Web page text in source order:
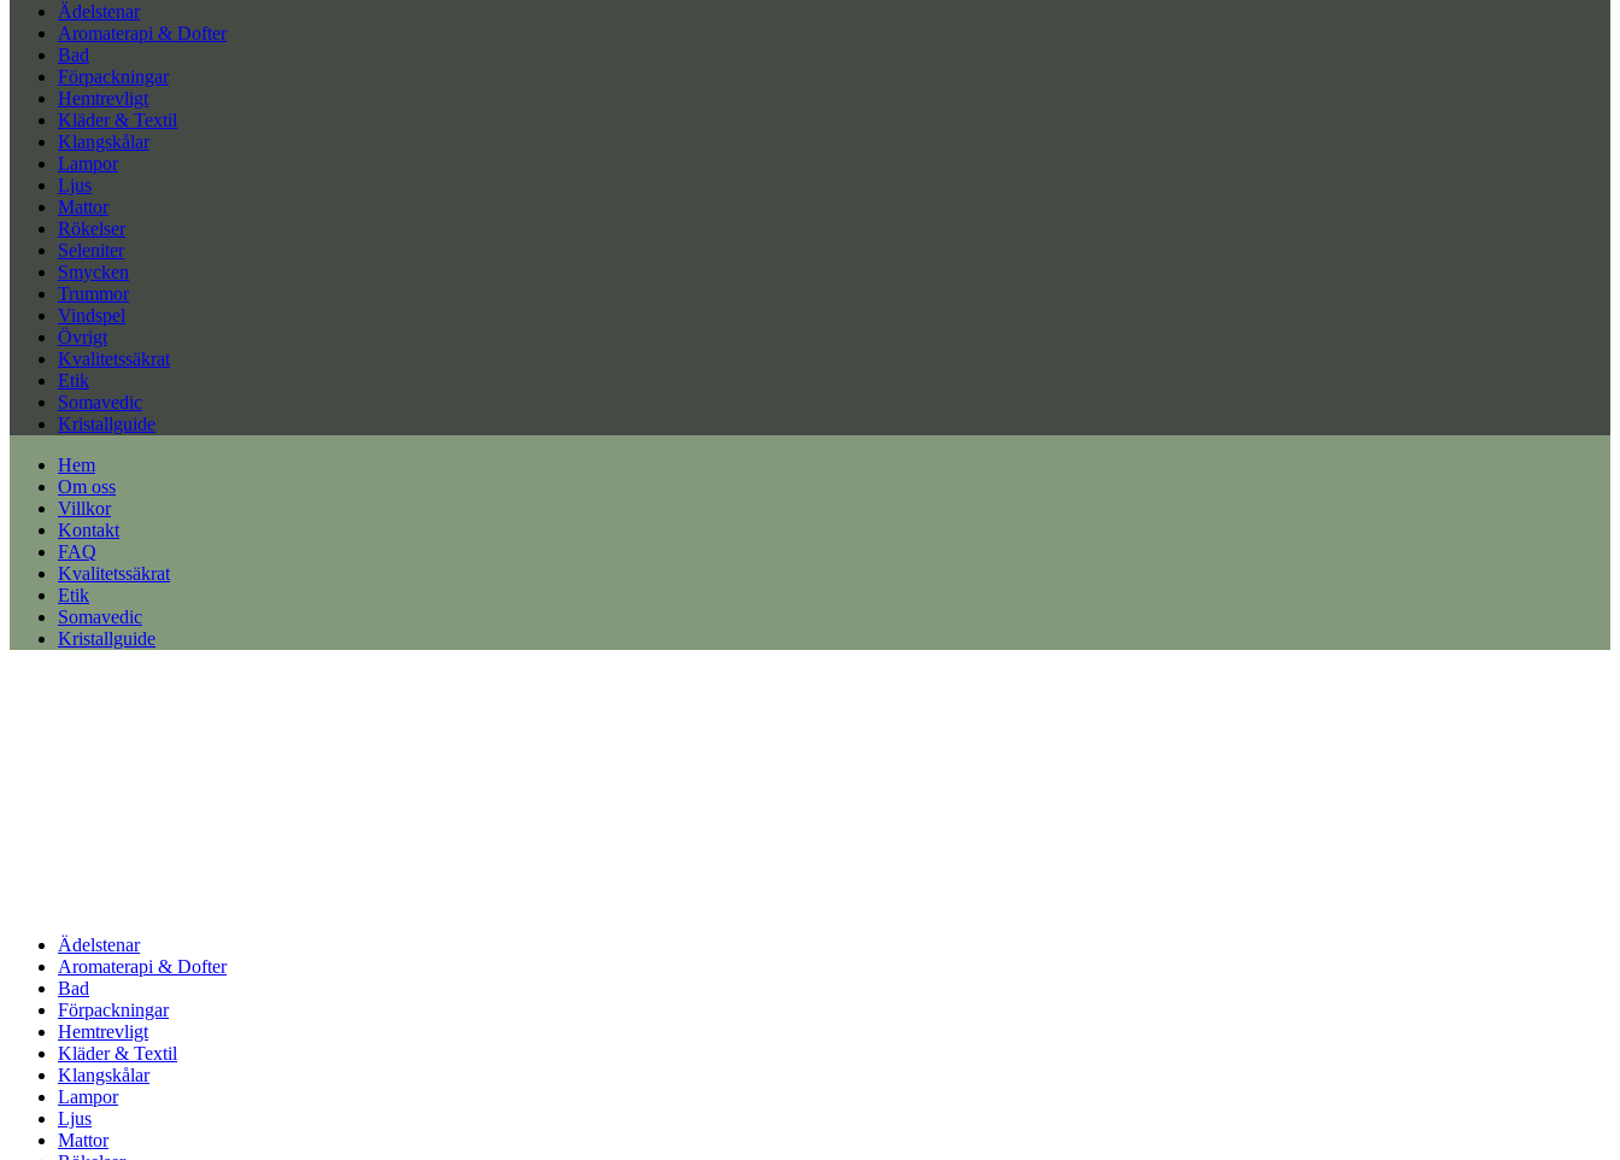
Ädelstenar
Aromaterapi & Dofter
Bad
Förpackningar
Hemtrevligt
Kläder & Textil
Klangskålar
Lampor
Ljus
Mattor
Rökelser
Seleniter
Smycken
Trummor
Vindspel
Övrigt
Kvalitetssäkrat
Etik
Somavedic
Kristallguide
Hem
Om oss
Villkor
Kontakt
FAQ
Kvalitetssäkrat
Etik
Somavedic
Kristallguide
Ädelstenar
Aromaterapi & Dofter
Bad
Förpackningar
Hemtrevligt
Kläder & Textil
Klangskålar
Lampor
Ljus
Mattor